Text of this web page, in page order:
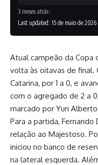
Last updated: 15 de maio de 2026
3 meses atrás
Atual campeão da Copa
volta às oitavas de final.
Catarina, por 1 a 0, e
com o agregado de 2 a
marcado por Yuri
Para a partida, Fernando
relação ao Majestoso.
iniciou no banco de
na lateral esquerda.